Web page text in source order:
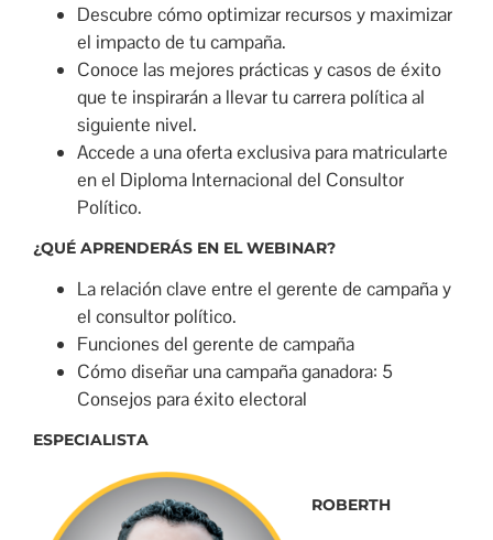
Descubre cómo optimizar recursos y maximizar
el impacto de tu campaña.
Conoce las mejores prácticas y casos de éxito
que te inspirarán a llevar tu carrera política al
siguiente nivel.
Accede a una oferta exclusiva para matricularte
en el Diploma Internacional del Consultor
Político.
¿QUÉ APRENDERÁS EN EL WEBINAR?
La relación clave entre el gerente de campaña y
el consultor político.
Funciones del gerente de campaña
Cómo diseñar una campaña ganadora: 5
Consejos para éxito electoral
ESPECIALISTA
ROBERTH